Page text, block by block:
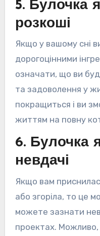
5. Булочка
розкоші
Якщо у вашому сні
дорогоцінними
означати, що ви
та задоволення у
покращиться і ви
життям на повну
6. Булочка
невдачі
Якщо вам
або згоріла, то це
можете зазнати
проектах. Можливо,